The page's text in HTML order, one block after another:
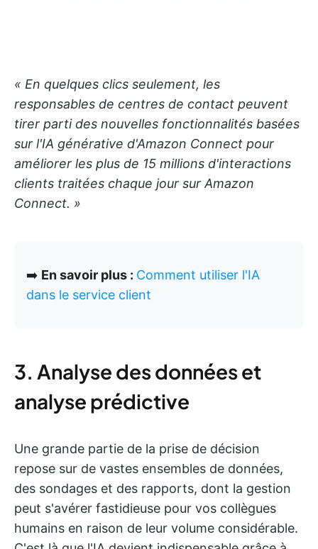
« En quelques clics seulement, les
responsables de centres de contact peuvent
tirer parti des nouvelles fonctionnalités basées
sur l'IA générative d'Amazon Connect pour
améliorer les plus de 15 millions d'interactions
clients traitées chaque jour sur Amazon
Connect. »
➡️ En savoir plus : Comment utiliser l'IA
dans le service client
3. Analyse des données et
analyse prédictive
Une grande partie de la prise de décision
repose sur de vastes ensembles de données,
des sondages et des rapports, dont la gestion
peut s'avérer fastidieuse pour vos collègues
humains en raison de leur volume considérable.